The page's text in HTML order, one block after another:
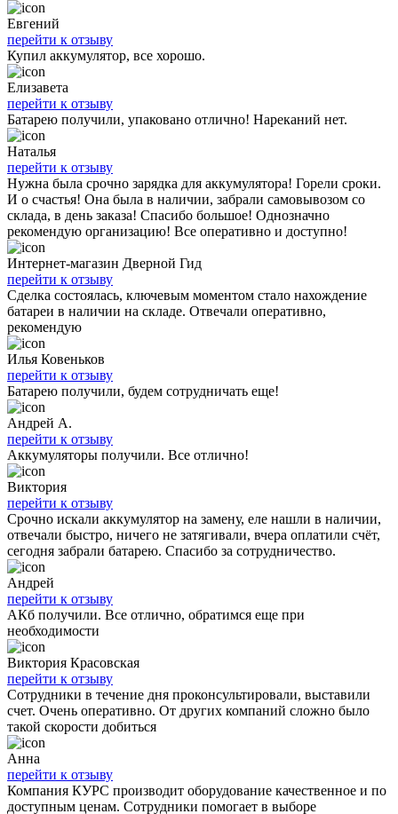
Евгений
перейти к отзыву
Купил аккумулятор, все хорошо.
Елизавета
перейти к отзыву
Батарею получили, упаковано отлично! Нареканий нет.
Наталья
перейти к отзыву
Нужна была срочно зарядка для аккумулятора! Горели сроки.
И о счастья! Она была в наличии, забрали самовывозом со
склада, в день заказа! Спасибо большое! Однозначно
рекомендую организацию! Все оперативно и доступно!
Интернет-магазин Дверной Гид
перейти к отзыву
Сделка состоялась, ключевым моментом стало нахождение
батареи в наличии на складе. Отвечали оперативно,
рекомендую
Илья Ковеньков
перейти к отзыву
Батарею получили, будем сотрудничать еще!
Андрей А.
перейти к отзыву
Аккумуляторы получили. Все отлично!
Виктория
перейти к отзыву
Срочно искали аккумулятор на замену, еле нашли в наличии,
отвечали быстро, ничего не затягивали, вчера оплатили счёт,
сегодня забрали батарею. Спасибо за сотрудничество.
Андрей
перейти к отзыву
АКб получили. Все отлично, обратимся еще при
необходимости
Виктория Красовская
перейти к отзыву
Сотрудники в течение дня проконсультировали, выставили
счет. Очень оперативно. От других компаний сложно было
такой скорости добиться
Анна
перейти к отзыву
Компания КУРС производит оборудование качественное и по
доступным ценам. Сотрудники помогает в выборе